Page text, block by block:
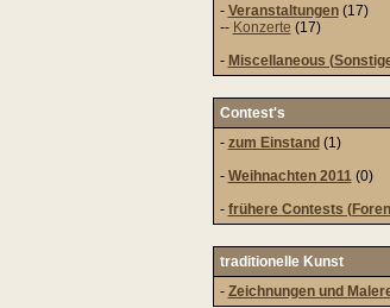
- Veranstaltungen(17)
-- Konzerte (17)
- Miscellaneous
Contest's
- zum Einstand (1)
- Weihnachten 2011(0)
- frühere Contests
traditionelle Kunst
- Zeichnungen und